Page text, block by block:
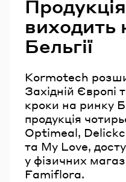
виходить
Бельгії
Kormotech
Західній Європі
кроки на ринку
продукція
Optimeal,
та My Love,
у фізичних
Famiflora.